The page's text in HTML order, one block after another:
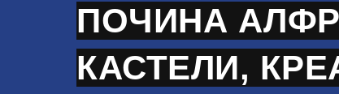
ПОЧИНА
КАСТЕЛИ,